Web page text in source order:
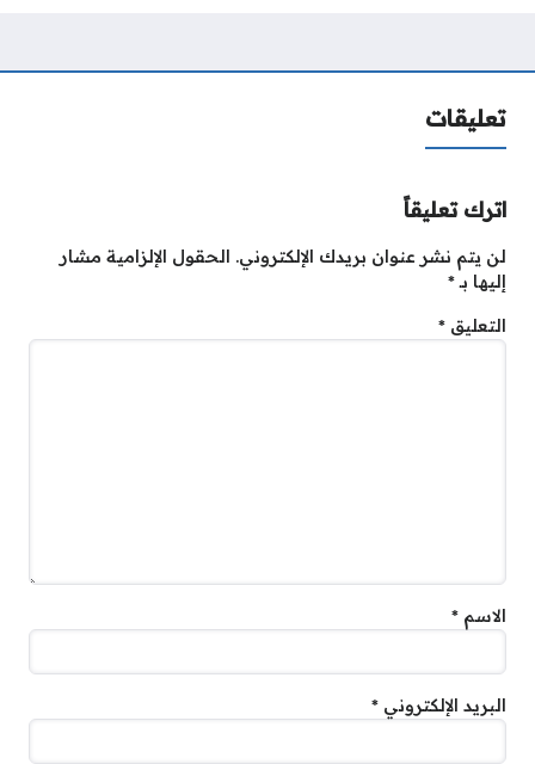
تعليقات
اترك تعليقاً
لن يتم نشر عنوان بريدك الإلكتروني.
الحقول الإلزامية مشار
إليها بـ*
التعليق *
الاسم *
البريد الإلكتروني *